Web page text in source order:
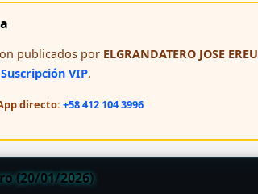
publicados por ELGRANDATERO JOSE EREU
Suscripción VIP.
directo: +58 412 104 3996
(20/01/2026)